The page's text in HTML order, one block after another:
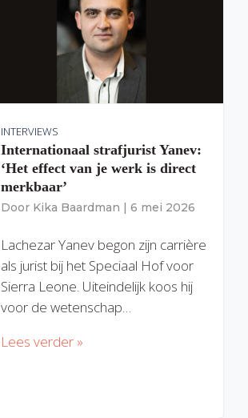
INTERVIEWS
Internationaal strafjurist Yanev:
‘Het effect van je werk is direct
merkbaar’
Door Kika Baardman | 6 mei 2026
Lachezar Yanev begon zijn carrière
als jurist bij het Speciaal Hof voor
Sierra Leone. Uiteindelijk koos hij
voor de wetenschap…
Lees verder »